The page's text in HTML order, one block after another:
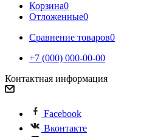
Корзина0
Отложенные0
Сравнение товаров0
+7 (000) 000-00-00
Контактная информация
Facebook
Вконтакте